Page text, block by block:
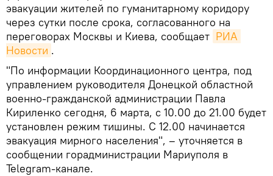
эвакуации жителей по гуманитарному коридору
через сутки после срока, согласованного на
переговорах Москвы и Киева, сообщает РИА
Новости .
"По информации Координационного центра, под
управлением руководителя Донецкой областной
военно-гражданской администрации Павла
Кириленко сегодня, 6 марта, с 10.00 до 21.00 будет
установлен режим тишины. С 12.00 начинается
эвакуация мирного населения", – уточняется в
сообщении горадминистрации Мариуполя в
Telegram-канале.